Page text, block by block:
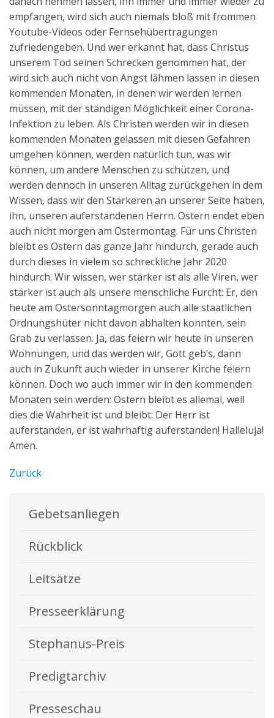
empfangen, wird sich auch niemals bloß mit frommen
Youtube-Videos oder Fernsehübertragungen
zufriedengeben. Und wer erkannt hat, dass Christus
unserem Tod seinen Schrecken genommen hat, der
wird sich auch nicht von Angst lähmen lassen in diesen
kommenden Monaten, in denen wir werden lernen
müssen, mit der ständigen Möglichkeit einer Corona-
Infektion zu leben. Als Christen werden wir in diesen
kommenden Monaten gelassen mit diesen Gefahren
umgehen können, werden natürlich tun, was wir
können, um andere Menschen zu schützen, und
werden dennoch in unseren Alltag zurückgehen in dem
Wissen, dass wir den Stärkeren an unserer Seite haben,
ihn, unseren auferstandenen Herrn. Ostern endet eben
auch nicht morgen am Ostermontag. Für uns Christen
bleibt es Ostern das ganze Jahr hindurch, gerade auch
durch dieses in vielem so schreckliche Jahr 2020
hindurch. Wir wissen, wer stärker ist als alle Viren, wer
stärker ist auch als unsere menschliche Furcht: Er, den
heute am Ostersonntagmorgen auch alle staatlichen
Ordnungshüter nicht davon abhalten konnten, sein
Grab zu verlassen. Ja, das feiern wir heute in unseren
Wohnungen, und das werden wir, Gott geb’s, dann
auch in Zukunft auch wieder in unserer Kirche feiern
können. Doch wo auch immer wir in den kommenden
Monaten sein werden: Ostern bleibt es allemal, weil
dies die Wahrheit ist und bleibt: Der Herr ist
auferstanden, er ist wahrhaftig auferstanden! Halleluja!
Amen.
Zurück
Gebetsanliegen
Rückblick
Leitsätze
Presseerklärung
Stephanus-Preis
Predigtarchiv
Presseschau